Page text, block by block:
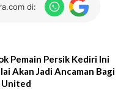
di:
Pemain Persik Kediri Ini
Akan Jadi Ancaman Bagi
United